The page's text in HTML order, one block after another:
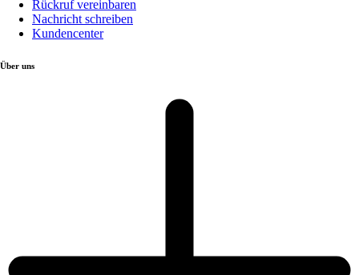
Rückruf vereinbaren
Nachricht schreiben
Kundencenter
Über uns